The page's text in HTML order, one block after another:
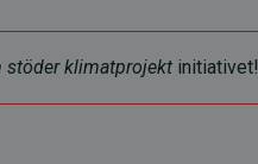
stöder klimatprojekt initiativet!